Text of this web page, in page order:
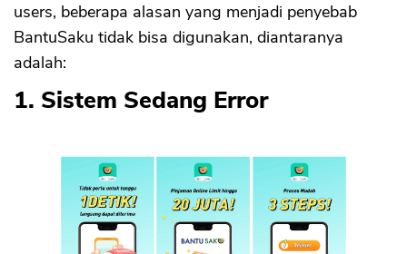
users, beberapa alasan yang menjadi penyebab
BantuSaku tidak bisa digunakan, diantaranya
adalah:
1. Sistem Sedang Error